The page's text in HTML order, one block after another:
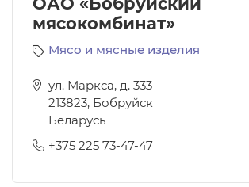
мясокомбинат»
Мясо и мясные изделия
ул. Маркса, д. 333
213823, Бобруйск
Беларусь
+375 225 73-47-47